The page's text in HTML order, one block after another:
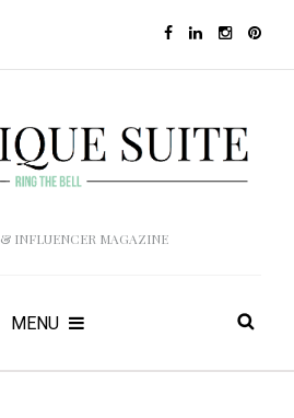
INFLUENCER MAGAZINE
MENU